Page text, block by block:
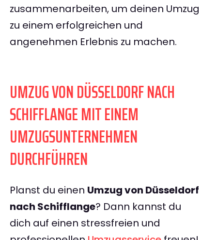
zusammenarbeiten, um deinen Umzug
zu einem erfolgreichen und
angenehmen Erlebnis zu machen.
UMZUG VON DÜSSELDORF NACH
SCHIFFLANGE MIT EINEM
UMZUGSUNTERNEHMEN
DURCHFÜHREN
Planst du einen Umzug von Düsseldorf
nach Schifflange? Dann kannst du
dich auf einen stressfreien und